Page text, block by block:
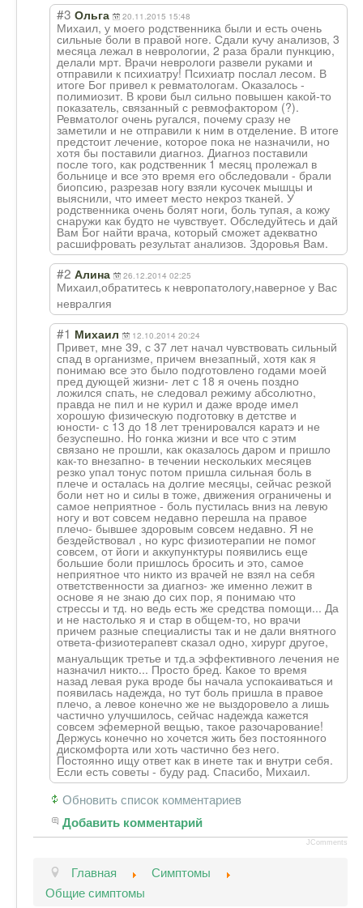
#3 Ольга 20.11.2015 15:48
Михаил, у моего родственника были и есть очень
сильные боли в правой ноге. Сдали кучу анализов, 3
месяца лежал в неврологии, 2 раза брали пункцию,
делали мрт. Врачи неврологи развели руками и
отправили к психиатру! Психиатр послал лесом. В
итоге Бог привел к ревматологам. Оказалось -
полимиозит. В крови был сильно повышен какой-то
показатель, связанный с ревмофактором (?).
Ревматолог очень ругался, почему сразу не
заметили и не отправили к ним в отделение. В итоге
предстоит лечение, которое пока не назначили, но
хотя бы поставили диагноз. Диагноз поставили
после того, как родственник 1 месяц пролежал в
больнице и все это время его обследовали - брали
биопсию, разрезав ногу взяли кусочек мышцы и
выяснили, что имеет место некроз тканей. У
родственника очень болят ноги, боль тупая, а кожу
снаружи как будто не чувствует. Обследуйтесь и дай
Вам Бог найти врача, который сможет адекватно
расшифровать результат анализов. Здоровья Вам.
#2 Алина 26.12.2014 02:25
Михаил,обратитесь к невропатологу,наверное у Вас
невралгия
#1 Михаил 12.10.2014 20:24
Привет, мне 39, с 37 лет начал чувствовать сильный
спад в организме, причем внезапный, хотя как я
понимаю все это было подготовлено годами моей
пред дующей жизни- лет с 18 я очень поздно
ложился спать, не следовал режиму абсолютно,
правда не пил и не курил и даже вроде имел
хорошую физическую подготовку в детстве и
юности- с 13 до 18 лет тренировался каратэ и не
безуспешно. Но гонка жизни и все что с этим
связано не прошли, как оказалось даром и пришло
как-то внезапно- в течении нескольких месяцев
резко упал тонус потом пришла сильная боль в
плече и осталась на долгие месяцы, сейчас резкой
боли нет но и силы в тоже, движения ограничены и
самое неприятное - боль пустилась вниз на левую
ногу и вот совсем недавно перешла на правое
плечо- бывшее здоровым совсем недавно. Я не
бездействовал , но курс физиотерапии не помог
совсем, от йоги и аккупунктуры появились еще
большие боли пришлось бросить и это, самое
неприятное что никто из врачей не взял на себя
ответственности за диагноз- же именно лежит в
основе я не знаю до сих пор, я понимаю что
стрессы и тд. но ведь есть же средства помощи... Да
и не настолько я и стар в общем-то, но врачи
причем разные специалисты так и не дали внятного
ответа-физиотерапевт сказал одно, хирург другое,
мануальщик третье и тд.а эффективного лечения не
назначил никто... Просто бред. Какое то время
назад левая рука вроде бы начала успокаиваться и
появилась надежда, но тут боль пришла в правое
плечо, а левое конечно же не выздоровело а лишь
частично улучшилось, сейчас надежда кажется
совсем эфемерной вещью, такое разочарование!
Держусь конечно но хочется жить без постоянного
дискомфорта или хоть частично без него.
Постоянно ищу ответ как в инете так и внутри себя.
Если есть советы - буду рад. Спасибо, Михаил.
Обновить список комментариев
Добавить комментарий
JComments
Главная
Симптомы
Общие симптомы